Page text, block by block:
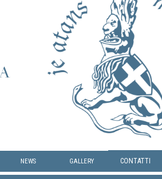
NEWS GALLERY CONTATTI